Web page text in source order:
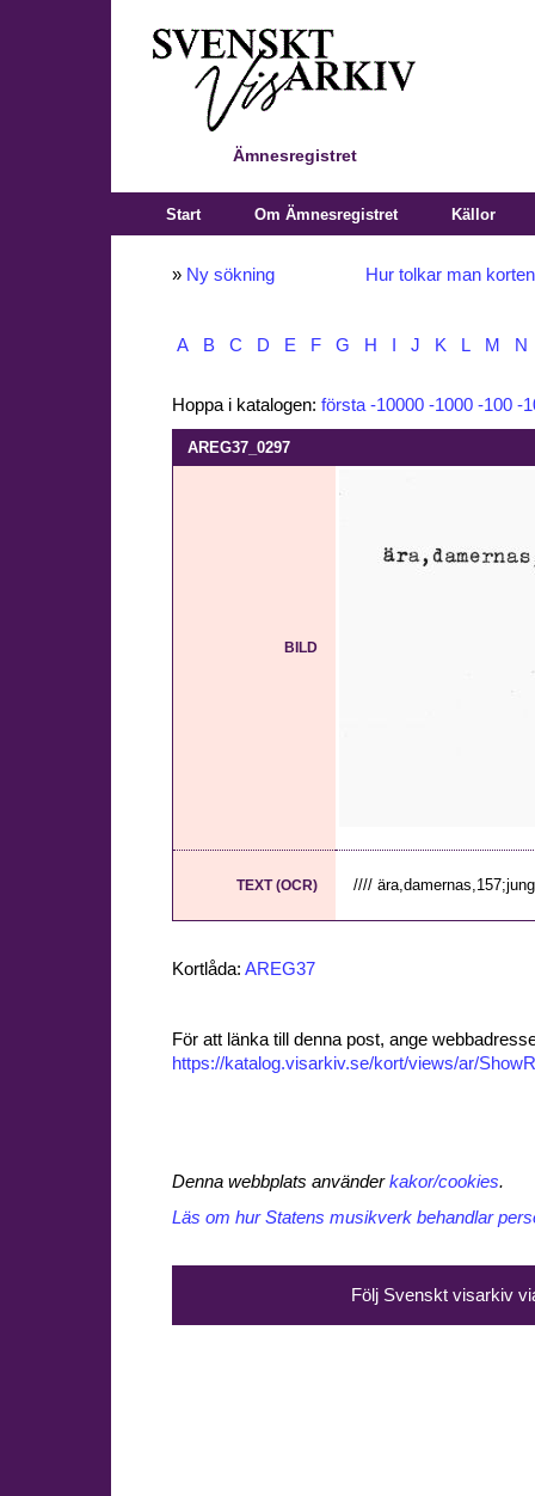
Ämnesregistret
Start Om Ämnesregistret Källor
» Ny sökning Hur tolkar man
A B C D E F G H J K L M N
Hoppa i katalogen: första -10000 -1000 -100 -
AREG37_0297
BILD
TEXT (OCR) ////
Kortlåda: AREG37
För att länka till denna post, ange
https://katalog.visarkiv.se/kort/views/ar/
Denna webbplats använderkakor/cookies.
Läs om hur Statens musikverk behandlar
Följ Svenskt visarkiv